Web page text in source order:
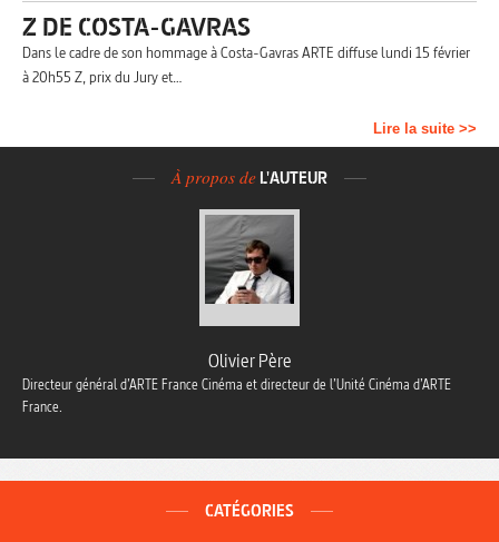
Z DE COSTA-GAVRAS
Dans le cadre de son hommage à Costa-Gavras ARTE diffuse lundi 15 février
à 20h55 Z, prix du Jury et…
Lire la suite >>
À propos de L'AUTEUR
Olivier Père
Directeur général d’ARTE France Cinéma et directeur de l’Unité Cinéma d’ARTE
France.
CATÉGORIES